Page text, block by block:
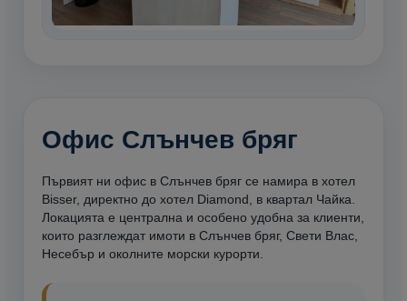
Офис Слънчев бряг
Първият ни офис в Слънчев бряг се намира в хотел
Bisser, директно до хотел Diamond, в квартал Чайка.
Локацията е централна и особено удобна за клиенти,
които разглеждат имоти в Слънчев бряг, Свети Влас,
Несебър и околните морски курорти.